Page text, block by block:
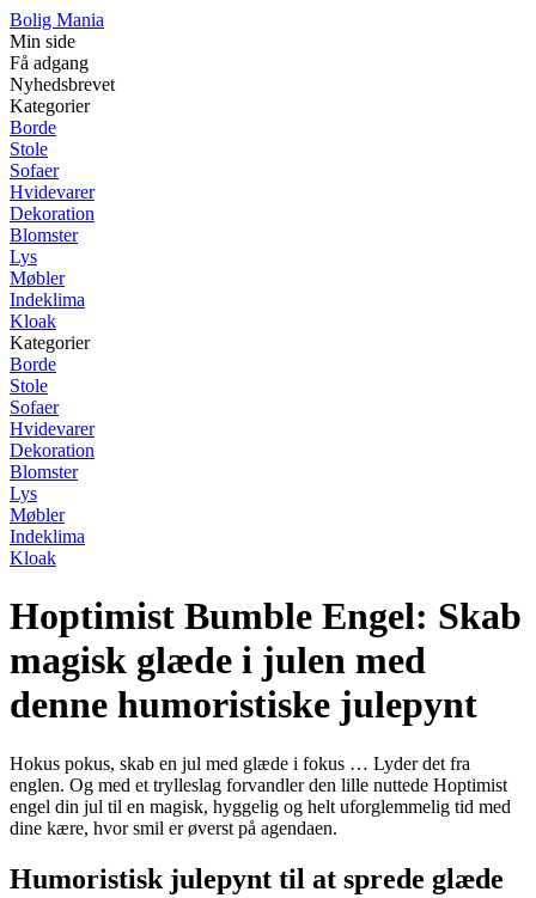
Bolig Mania
Min side
Få adgang
Nyhedsbrevet
Kategorier
Borde
Stole
Sofaer
Hvidevarer
Dekoration
Blomster
Lys
Møbler
Indeklima
Kloak
Kategorier
Borde
Stole
Sofaer
Hvidevarer
Dekoration
Blomster
Lys
Møbler
Indeklima
Kloak
Hoptimist Bumble Engel: Skab
magisk glæde i julen med
denne humoristiske julepynt
Hokus pokus, skab en jul med glæde i fokus … Lyder det fra
englen. Og med et trylleslag forvandler den lille nuttede Hoptimist
engel din jul til en magisk, hyggelig og helt uforglemmelig tid med
dine kære, hvor smil er øverst på agendaen.
Humoristisk julepynt til at sprede glæde